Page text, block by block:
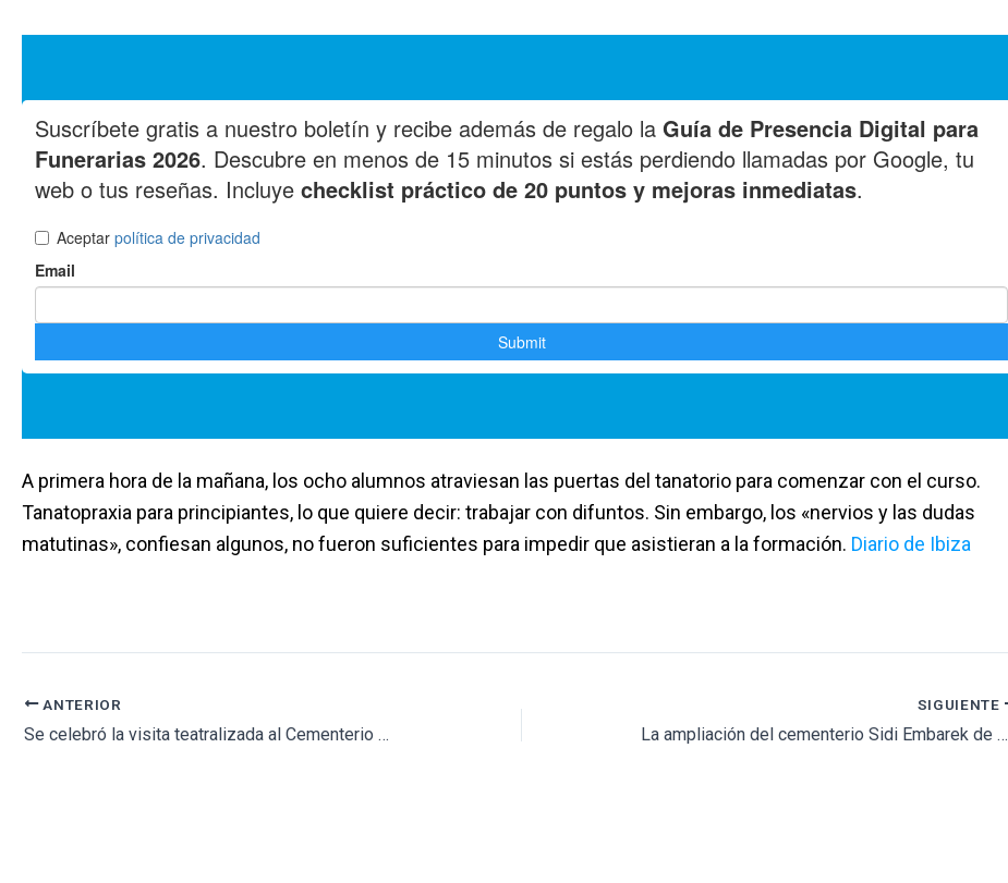
A primera hora de la mañana, los ocho alumnos atraviesan las puertas del tanatorio para comenzar con el curso.
Tanatopraxia para principiantes, lo que quiere decir: trabajar con difuntos. Sin embargo, los «nervios y las dudas
matutinas», confiesan algunos, no fueron suficientes para impedir que asistieran a la formación. Diario de Ibiza
ANTERIOR
Se celebró la visita teatralizada al Cementerio Municipal de Alhaurín de la Torre en su quinta edición
SIGUIENTE
La ampliación del cementerio Sidi Embarek de Ceuta supondrá 1.235 nuevas tumbas por 667.728 euros